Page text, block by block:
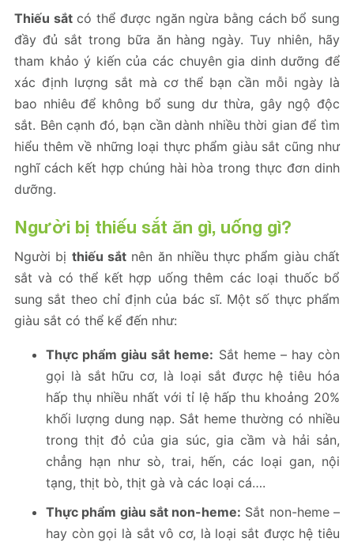
Thiếu sắtcó thể được ngăn ngừa bằng cách bổ sung
đầy đủ sắt trong bữa ăn hàng ngày. Tuy nhiên, hãy
tham khảo ý kiến của các chuyên gia dinh dưỡng để
xác định lượng sắt mà cơ thể bạn cần mỗi ngày là
bao nhiêu để không bổ sung dư thừa, gây ngộ độc
sắt. Bên cạnh đó, bạn cần dành nhiều thời gian để tìm
hiểu thêm về những loại thực phẩm giàu sắt cũng như
nghĩ cách kết hợp chúng hài hòa trong thực đơn dinh
dưỡng.
Người bị thiếu sắt ăn gì, uống gì?
Người bị thiếu sắtnên ăn nhiều thực phẩm giàu chất
sắt và có thể kết hợp uống thêm các loại thuốc bổ
sung sắt theo chỉ định của bác sĩ. Một số thực phẩm
giàu sắt có thể kể đến như:
Thực phẩm giàu sắt heme: Sắt heme – hay còn
gọi là sắt hữu cơ, là loại sắt được hệ tiêu hóa
hấp thụ nhiều nhất với tỉ lệ hấp thu khoảng 20%
khối lượng dung nạp. Sắt heme thường có nhiều
trong thịt đỏ của gia súc, gia cầm và hải sản,
chẳng hạn như sò, trai, hến, các loại gan, nội
tạng, thịt bò, thịt gà và các loại cá….
Thực phẩm giàu sắt non-heme: Sắt non-heme –
hay còn gọi là sắt vô cơ, là loại sắt được hệ tiêu